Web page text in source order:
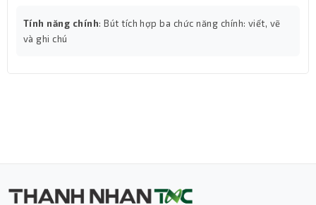
Tính năng chính: Bút tích hợp ba chức năng chính: viết, vẽ
và ghi chú